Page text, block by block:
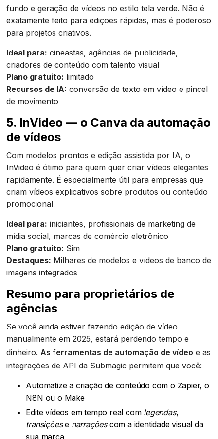
fundo e geração de vídeos no estilo tela verde. Não é
exatamente feito para edições rápidas, mas é poderoso
para projetos criativos.
Ideal para: cineastas, agências de publicidade,
criadores de conteúdo com talento visual
Plano gratuito: limitado
Recursos de IA: conversão de texto em vídeo e pincel
de movimento
5. InVideo — o Canva da automação
de vídeos
Com modelos prontos e edição assistida por IA, o
InVideo é ótimo para quem quer criar vídeos elegantes
rapidamente. É especialmente útil para empresas que
criam vídeos explicativos sobre produtos ou conteúdo
promocional.
Ideal para: iniciantes, profissionais de marketing de
mídia social, marcas de comércio eletrônico
Plano gratuito: Sim
Destaques: Milhares de modelos e vídeos de banco de
imagens integrados
Resumo para proprietários de
agências
Se você ainda estiver fazendo edição de vídeo
manualmente em 2025, estará perdendo tempo e
dinheiro.As ferramentas de automação de vídeo e as
integrações de API da Submagic permitem que você:
Automatize a criação de conteúdo com o Zapier, o
N8N ou o Make
Edite vídeos em tempo real com legendas,
transiçõese narraçõescom a identidade visual da
sua marca